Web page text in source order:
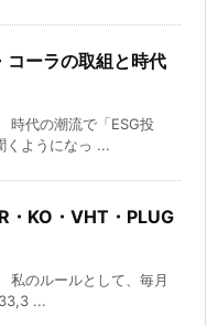
コーラの取組と時代
時代の潮流で「ESG投
くようになっ ...
・KO・VHT・PLUG
私のルールとして、毎月
...